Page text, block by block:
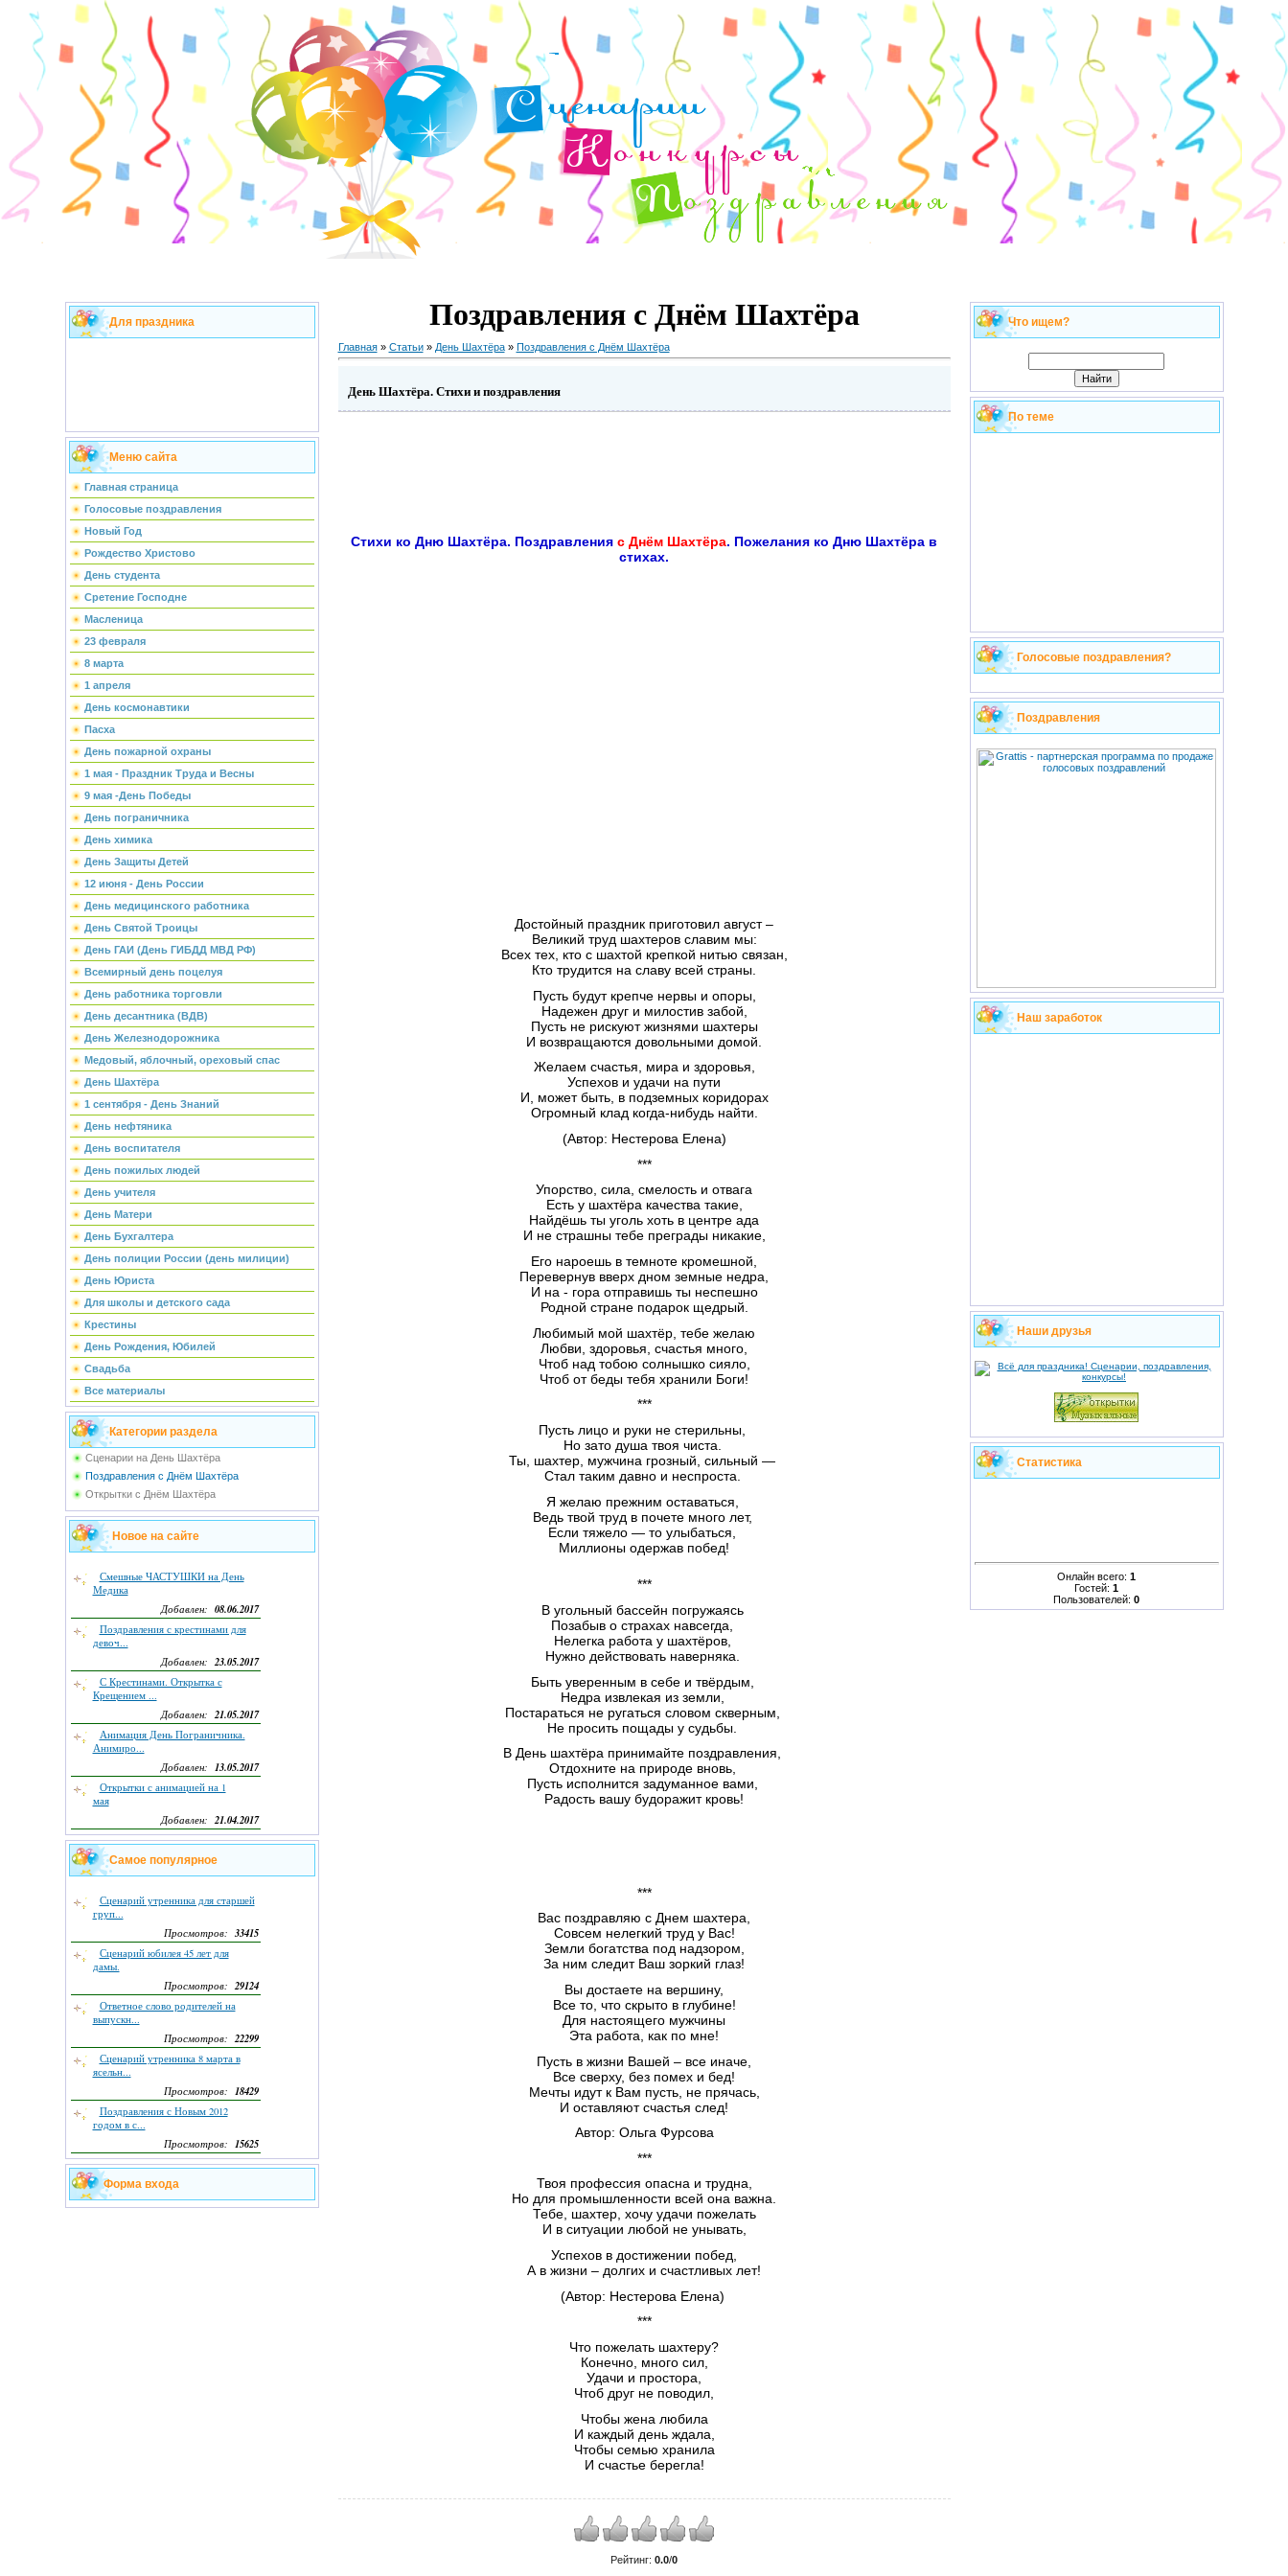
Для праздника
Меню сайта
Главная страница
Голосовые поздравления
Новый Год
Рождество Христово
День студента
Сретение Господне
Масленица
23 февраля
8 марта
1 апреля
День космонавтики
Пасха
День пожарной охраны
1 мая - Праздник Труда и Весны
9 мая -День Победы
День пограничника
День химика
День Защиты Детей
12 июня - День России
День медицинского работника
День Святой Троицы
День ГАИ (День ГИБДД МВД РФ)
Всемирный день поцелуя
День работника торговли
День десантника (ВДВ)
День Железнодорожника
Медовый, яблочный, ореховый спас
День Шахтёра
1 сентября - День Знаний
День нефтяника
День воспитателя
День пожилых людей
День учителя
День Матери
День Бухгалтера
День полиции России (день милиции)
День Юриста
Для школы и детского сада
Крестины
День Рождения, Юбилей
Свадьба
Все материалы
Категории раздела
Сценарии на День Шахтёра
Поздравления с Днём Шахтёра
Открытки с Днём Шахтёра
Новое на сайте
Смешные ЧАСТУШКИ на День
Медика
Добавлен: 08.06.2017
Поздравления с крестинами для
девоч...
Добавлен:23.05.2017
С Крестинами. Открытка с
Крещением ...
Добавлен:21.05.2017
Анимация День Пограничника.
Анимиро...
Добавлен: 13.05.2017
Открытки с анимацией на 1
мая
Добавлен:21.04.2017
Самое популярное
Сценарий утренника для старшей
груп...
Просмотров: 33415
Сценарий юбилея 45 лет для
дамы.
Просмотров:29124
Ответное слово родителей на
выпускн...
Просмотров:22299
Сценарий утренника 8 марта в
ясельн...
Просмотров: 18429
Поздравления с Новым 2012
годом в с...
Просмотров: 15625
Форма входа
Поздравления с Днём Шахтёра
Главная» Статьи» День Шахтёра» Поздравления с Днём Шахтёра
День Шахтёра. Стихи и поздравления
Стихи ко Дню Шахтёра. Поздравления с Днём Шахтёра. Пожелания ко Дню Шахтёра в
стихах.
Достойный праздник приготовил август –
Великий труд шахтеров славим мы:
Всех тех, кто с шахтой крепкой нитью связан,
Кто трудится на славу всей страны.
Пусть будут крепче нервы и опоры,
Надежен друг и милостив забой,
Пусть не рискуют жизнями шахтеры
И возвращаются довольными домой.
Желаем счастья, мира и здоровья,
Успехов и удачи на пути
И, может быть, в подземных коридорах
Огромный клад когда-нибудь найти.
(Автор: Нестерова Елена)
***
Упорство, сила, смелость и отвага
Есть у шахтёра качества такие,
Найдёшь ты уголь хоть в центре ада
И не страшны тебе преграды никакие,
Его нароешь в темноте кромешной,
Перевернув вверх дном земные недра,
И на - гора отправишь ты неспешно
Родной стране подарок щедрый.
Любимый мой шахтёр, тебе желаю
Любви, здоровья, счастья много,
Чтоб над тобою солнышко сияло,
Чтоб от беды тебя хранили Боги!
***
Пусть лицо и руки не стерильны,
Но зато душа твоя чиста.
Ты, шахтер, мужчина грозный, сильный —
Стал таким давно и неспроста.
Я желаю прежним оставаться,
Ведь твой труд в почете много лет,
Если тяжело — то улыбаться,
Миллионы одержав побед!
***
В угольный бассейн погружаясь
Позабыв о страхах навсегда,
Нелегка работа у шахтёров,
Нужно действовать наверняка.
Быть уверенным в себе и твёрдым,
Недра извлекая из земли,
Постараться не ругаться словом скверным,
Не просить пощады у судьбы.
В День шахтёра принимайте поздравления,
Отдохните на природе вновь,
Пусть исполнится задуманное вами,
Радость вашу будоражит кровь!
***
Вас поздравляю с Днем шахтера,
Совсем нелегкий труд у Вас!
Земли богатства под надзором,
За ним следит Ваш зоркий глаз!
Вы достаете на вершину,
Все то, что скрыто в глубине!
Для настоящего мужчины
Эта работа, как по мне!
Пусть в жизни Вашей – все иначе,
Все сверху, без помех и бед!
Мечты идут к Вам пусть, не прячась,
И оставляют счастья след!
Автор: Ольга Фурсова
***
Твоя профессия опасна и трудна,
Но для промышленности всей она важна.
Тебе, шахтер, хочу удачи пожелать
И в ситуации любой не унывать,
Успехов в достижении побед,
А в жизни – долгих и счастливых лет!
(Автор: Нестерова Елена)
***
Что пожелать шахтеру?
Конечно, много сил,
Удачи и простора,
Чтоб друг не поводил,
Чтобы жена любила
И каждый день ждала,
Чтобы семью хранила
И счастье берегла!
Рейтинг: 0.0/0
Что ищем?
По теме
Голосовые поздравления?
Поздравления
Наш заработок
Наши друзья
Статистика
Онлайн всего: 1
Гостей: 1
Пользователей: 0